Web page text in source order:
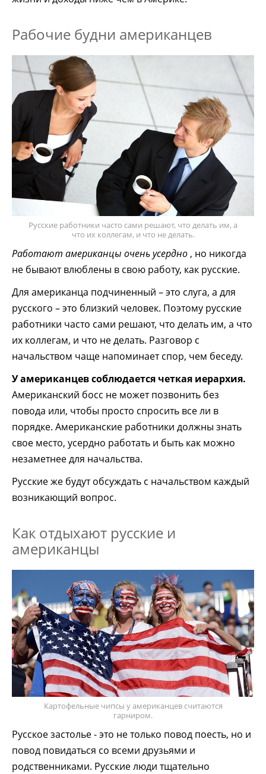
Рабочие будни американцев
Русские работники часто сами решают, что делать им, а
что их коллегам, и что не делать.
Работают американцы очень усердно , но никогда
не бывают влюблены в свою работу, как русские.
Для американца подчиненный – это слуга, а для
русского – это близкий человек. Поэтому русские
работники часто сами решают, что делать им, а что
их коллегам, и что не делать. Разговор с
начальством чаще напоминает спор, чем беседу.
У американцев соблюдается четкая иерархия.
Американский босс не может позвонить без
повода или, чтобы просто спросить все ли в
порядке. Американские работники должны знать
свое место, усердно работать и быть как можно
незаметнее для начальства.
Русские же будут обсуждать с начальством каждый
возникающий вопрос.
Как отдыхают русские и
американцы
Картофельные чипсы у американцев считаются
гарниром.
Русское застолье - это не только повод поесть, но и
повод повидаться со всеми друзьями и
родственниками. Русские люди тщательно